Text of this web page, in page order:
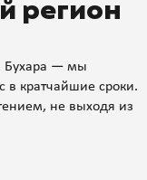
регион
Бухара — мы
в кратчайшие сроки.
не выходя из